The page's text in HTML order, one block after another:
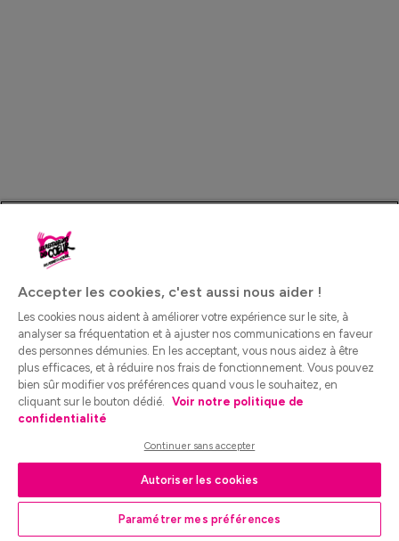
Accepter les cookies, c'est aussi nous aider !
Les cookies nous aident à améliorer votre expérience sur le site, à
analyser sa fréquentation et à ajuster nos communications en faveur
des personnes démunies. En les acceptant, vous nous aidez à être
plus efficaces, et à réduire nos frais de fonctionnement. Vous pouvez
bien sûr modifier vos préférences quand vous le souhaitez, en
cliquant sur le bouton dédié. Voir notre politique de
confidentialité
Continuer sans accepter
Autoriser les cookies
Paramétrer mes préférences